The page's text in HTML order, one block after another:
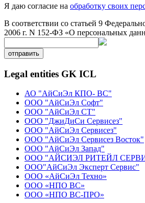
Я даю согласие на обработку своих
В соответствии со статьей 9
2006 г. N 152-ФЗ «О персональных
отправить
Legal entities GK ICL
АО "АйСиЭл КПО- ВС"
ООО "АйСиЭл Софт"
ООО "АйСиЭл СТ"
ООО "ДжиДиСи Сервисез"
ООО "АйСиЭл Сервисез"
ООО "АйСиЭл Сервисез Восток"
ООО "АйСиЭл Запад"
ООО "АЙСИЭЛ РИТЕЙЛ
ООО"АйСиЭл Эксперт Сервис"
ООО «АйСиЭл Техно»
ООО «НПО ВС»
ООО «НПО ВС-ПРО»